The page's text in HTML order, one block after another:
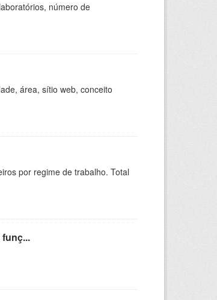
número de
área, sítio web, conceito
por regime de trabalho. Total